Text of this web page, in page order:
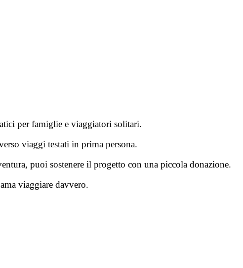
per famiglie e viaggiatori solitari.
viaggi testati in prima persona.
puoi sostenere il progetto con una piccola donazione.
viaggiare davvero.